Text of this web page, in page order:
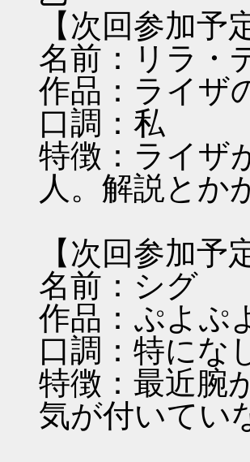
【次回参加予
名前：リラ・
作品：ライザ
口調：私
特徴：ライザ
人。解説とか
【次回参加予
名前：シグ
作品：ぷよぷ
口調：特にな
特徴：最近腕
気が付いてい